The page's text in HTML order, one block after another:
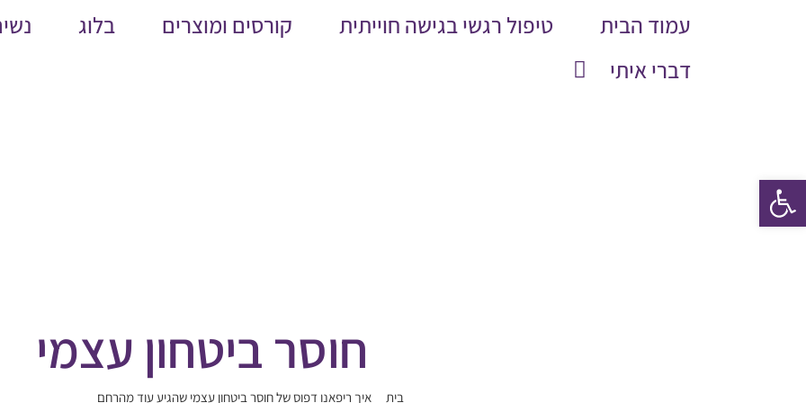
עמוד הבית טיפול רגשי בגישה חוייתית קורסים ומוצרים בלוג
דברי איתי
חוסר ביטחון עצמי
בית איך ריפאנו דפוס של חוסר ביטחון עצמי שהגיע עוד מהרחם
פתח סרגל נגישות